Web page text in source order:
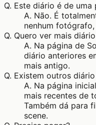
Q. Este diário é de uma
A. Não. É
nenhum
Q. Quero ver mais
A. Na página de
diário anteriores
mais antigo.
Q. Existem outros
A. Na página
mais recentes de
Também dá para
scene.